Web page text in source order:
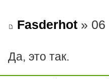
Fasderhot» 06
Да, это так.